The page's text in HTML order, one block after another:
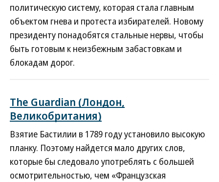
политическую систему, которая стала главным
объектом гнева и протеста избирателей. Новому
президенту понадобятся стальные нервы, чтобы
быть готовым к неизбежным забастовкам и
блокадам дорог.
The Guardian (Лондон,
Великобритания)
Взятие Бастилии в 1789 году установило высокую
планку. Поэтому найдется мало других слов,
которые бы следовало употреблять с большей
осмотрительностью, чем «Французская